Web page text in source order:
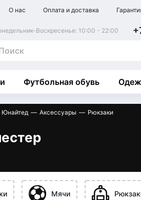
О нас Оплата и доставка
Воскресенье: 10:00 - 22:00
Футбольная обувь
Юнайтед Аксессуары Рюкзаки
Мячи